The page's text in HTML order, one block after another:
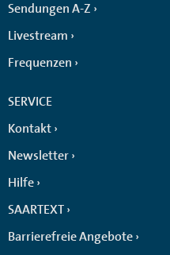
Sendungen A-Z
Livestream
Frequenzen
SERVICE
Kontakt
Newsletter
Hilfe
SAARTEXT
Barrierefreie Angebote